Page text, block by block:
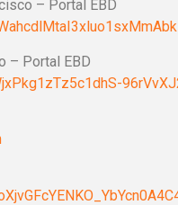
– Portal EBD
– Portal EBD